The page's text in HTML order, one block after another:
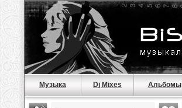
Музыка Dj Mixes Альбомы